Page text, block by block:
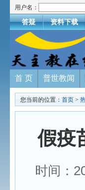
用户名：
答疑 资料下载
首 页 普世教闻
您当前的位置： 首页 >
假疫
时间：